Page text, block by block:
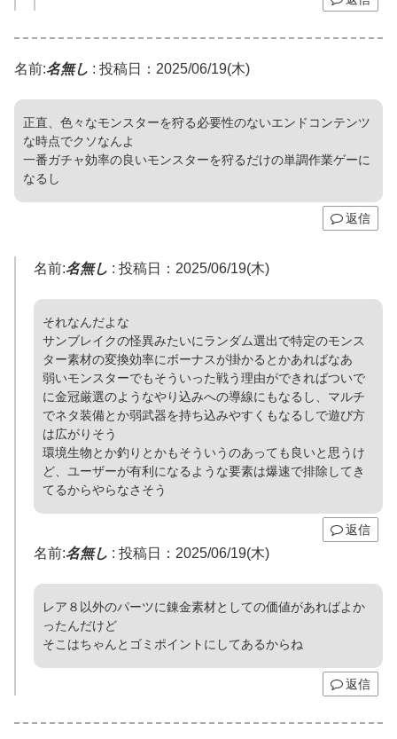
名前:名無し : 投稿日：2025/06/19(木)
正直、色々なモンスターを狩る必要性のないエンドコンテンツ
な時点でクソなんよ
一番ガチャ効率の良いモンスターを狩るだけの単調作業ゲーに
なるし
返信
名前:名無し : 投稿日：2025/06/19(木)
それなんだよな
サンブレイクの怪異みたいにランダム選出で特定のモンス
ター素材の変換効率にボーナスが掛かるとかあればなあ
弱いモンスターでもそういった戦う理由ができればついで
に金冠厳選のようなやり込みへの導線にもなるし、マルチ
でネタ装備とか弱武器を持ち込みやすくもなるしで遊び方
は広がりそう
環境生物とか釣りとかもそういうのあっても良いと思うけ
ど、ユーザーが有利になるような要素は爆速で排除してき
てるからやらなさそう
返信
名前:名無し : 投稿日：2025/06/19(木)
レア８以外のパーツに錬金素材としての価値があればよか
ったんだけど
そこはちゃんとゴミポイントにしてあるからね
返信